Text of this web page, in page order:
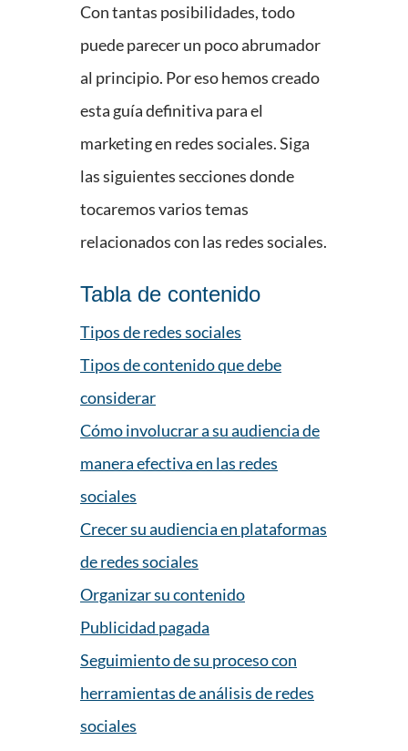
Con tantas posibilidades, todo
puede parecer un poco abrumador
al principio. Por eso hemos creado
esta guía definitiva para el
marketing en redes sociales. Siga
las siguientes secciones donde
tocaremos varios temas
relacionados con las redes sociales.
Tabla de contenido
Tipos de redes sociales
Tipos de contenido que debe
considerar
Cómo involucrar a su audiencia de
manera efectiva en las redes
sociales
Crecer su audiencia en plataformas
de redes sociales
Organizar su contenido
Publicidad pagada
Seguimiento de su proceso con
herramientas de análisis de redes
sociales